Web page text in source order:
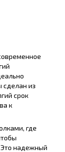
сделан из
срок
к
где
надежный